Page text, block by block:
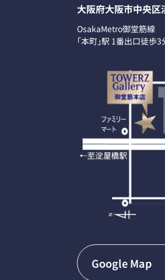
大阪府大阪市中央区
OsakaMetro御堂筋線
「本町」駅 1番出口徒歩
Google Map